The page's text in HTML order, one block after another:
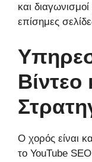
και
επίσημες
Βίντεο
Ο χορός είναι
το YouTube